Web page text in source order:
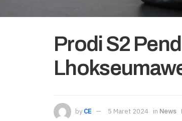
Prodi S2
byCE 5 Maret 2024 in News